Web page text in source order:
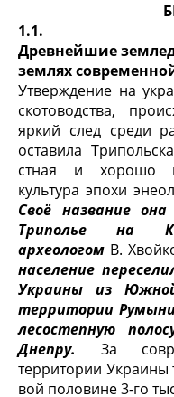
1.1.
Древнейшие
землях
Утверждение на
скотоводства,
яркий след среди
оставила
стная и хорошо
культура эпохи
Своё название
Триполье на
археологом В.
население
Украины из
территории
лесостепную
Днепру.
За
территории
вой половине 3-го